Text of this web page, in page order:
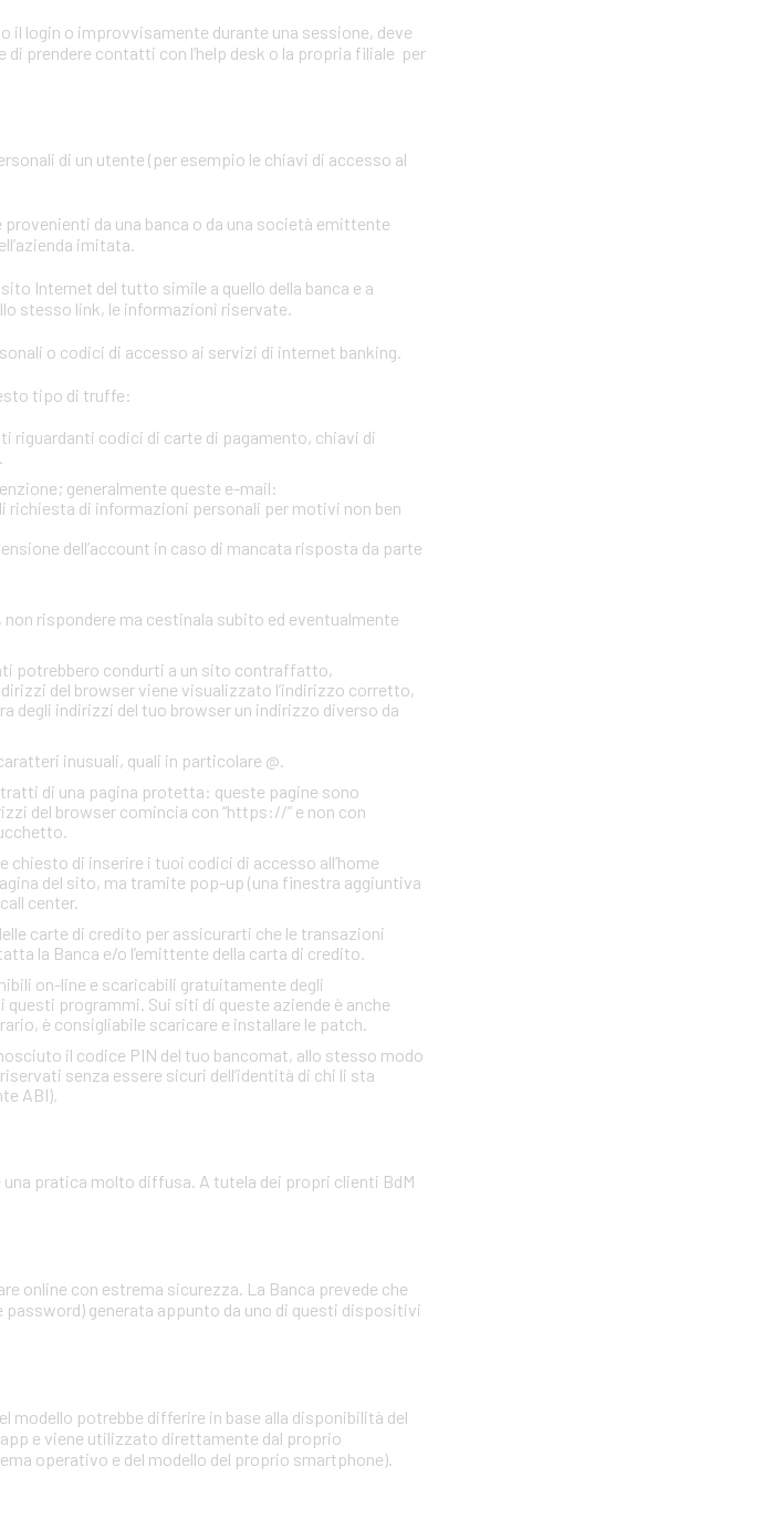
il login o improvvisamente durante una sessione, deve
prendere contatti con l’help desk o la propria filiale per
di un utente (per esempio le chiavi di accesso al
da una banca o da una società emittente
imitata.
Internet del tutto simile a quello della banca e a
stesso link, le informazioni riservate.
o codici di accesso ai servizi di internet banking.
tipo di truffe:
riguardanti codici di carte di pagamento, chiavi di
generalmente queste e-mail:
richiesta di informazioni personali per motivi non ben
dell’account in caso di mancata risposta da parte
rispondere ma cestinala subito ed eventualmente
potrebbero condurti a un sito contraffatto,
del browser viene visualizzato l’indirizzo corretto,
degli indirizzi del tuo browser un indirizzo diverso da
inusuali, quali in particolare @.
di una pagina protetta: queste pagine sono
del browser comincia con “https://” e non con
di inserire i tuoi codici di accesso all’home
del sito, ma tramite pop-up (una finestra aggiuntiva
center.
carte di credito per assicurarti che le transazioni
la Banca e/o l’emittente della carta di credito.
on-line e scaricabili gratuitamente degli
programmi. Sui siti di queste aziende è anche
è consigliabile scaricare e installare le patch.
il codice PIN del tuo bancomat, allo stesso modo
senza essere sicuri dell’identità di chi li sta
ABI).
pratica molto diffusa. A tutela dei propri clienti BdM
online con estrema sicurezza. La Banca prevede che
generata appunto da uno di questi dispositivi
modello potrebbe differire in base alla disponibilità del
e viene utilizzato direttamente dal proprio
operativo e del modello del proprio smartphone).